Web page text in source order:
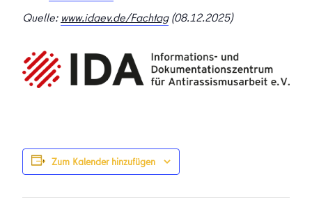
Quelle: www.idaev.de/Fachtag(08.12.2025)
Zum Kalender hinzufügen